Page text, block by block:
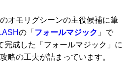
オモリグシーンの主役候補に筆
の「 フォールマジック 」で
完成した「フォールマジック」に
略の工夫が詰まっています。